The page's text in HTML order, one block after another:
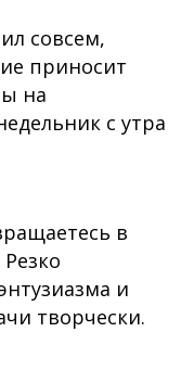
совсем,
приносит
на
с утра
в
и
творчески.